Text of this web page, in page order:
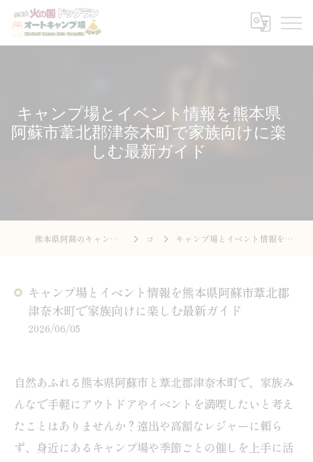
キャンプ場とイベント情報を熊本県
阿蘇市葦北郡津奈木町で家族向けに楽
しむ最新ガイド
熊本県阿蘇のキャンプ場なら火の国ドッグラン オートキャンプ場 コラム キャンプ場とイベント情報を熊本県阿蘇市葦北郡津奈木町で家族向けに楽しむ最新ガイド
キャンプ場とイベント情報を熊本県阿蘇市葦北郡
津奈木町で家族向けに楽しむ最新ガイド
2026/06/05
自然あふれる熊本県阿蘇市と葦北郡津奈木町で、家族み
んなで手軽にアウトドアやイベントを満喫したいと考え
たことはありませんか？遠出や高額なレジャーに頼ら
ず、身近にあるキャンプ場や季節ごとの催しを上手に活